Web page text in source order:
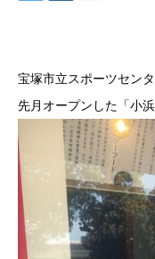
宝塚市立スポーツセン
先月オープンした「小